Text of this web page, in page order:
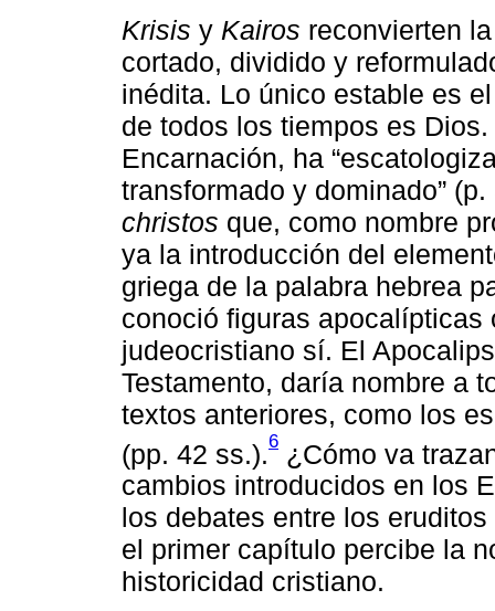
Krisis y Kairos reconvierten
cortado, dividido y
inédita. Lo único estable es
de todos los tiempos es
Encarnación, ha
transformado y dominado”
christos que, como nombre
ya la introducción del
griega de la palabra hebrea
conoció figuras
judeocristiano sí. El
Testamento, daría nombre a
textos anteriores, como los
(pp. 42 ss.).6 ¿Cómo va
cambios introducidos en los
los debates entre los
el primer capítulo percibe la
historicidad cristiano.